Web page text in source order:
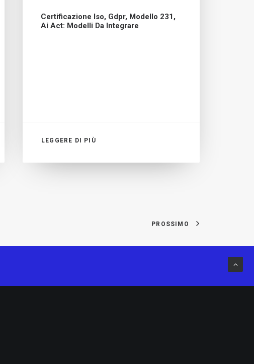
Certificazione Iso, Gdpr, Modello 231,
Ai Act: Modelli Da Integrare
LEGGERE DI PIÙ
PROSSIMO